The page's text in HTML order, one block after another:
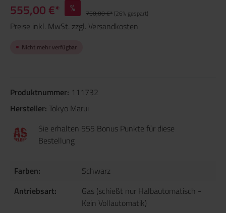
555,00 €* % 750,00 €* (26% gespart)
Preise inkl. MwSt. zzgl. Versandkosten
Nicht mehr verfügbar
Produktnummer: 111732
Hersteller: Tokyo Marui
Sie erhalten 555 Bonus Punkte für diese
Bestellung
Farben:
Schwarz
Antriebsart:
Gas (schießt nur Halbautomatisch -
Kein Vollautomatik)